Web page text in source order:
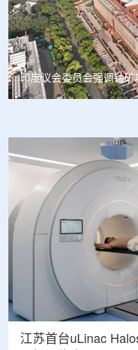
中核辐智正式设立 中国
江苏首台uLinac